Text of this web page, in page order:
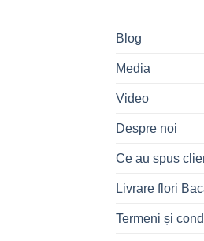
Blog
Media
Video
Despre noi
Ce au spus
Livrare flori
Termeni și